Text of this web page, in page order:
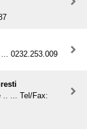
0232.253.009
.. ... Tel/Fax: